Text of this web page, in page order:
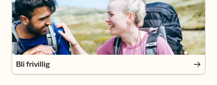
Bli frivillig